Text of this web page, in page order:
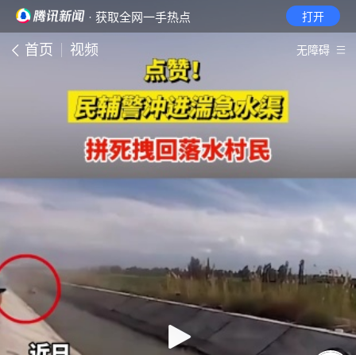
· 获取全网一手热点 打开
首页 视频 无障碍